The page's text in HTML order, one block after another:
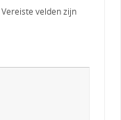
Vereiste velden zijn